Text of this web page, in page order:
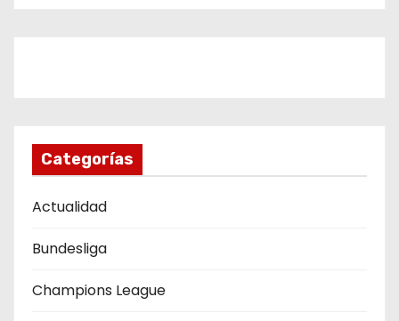
n
Categorías
Actualidad
Bundesliga
Champions League